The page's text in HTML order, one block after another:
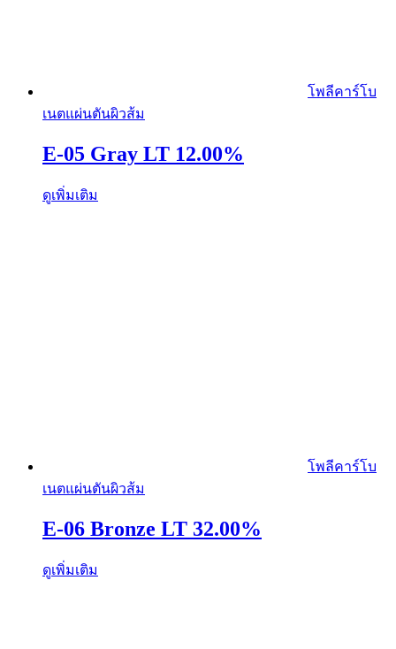
โพลีคาร์โบ
เนตแผ่นตันผิวส้ม
E-05 Gray LT 12.00%
ดูเพิ่มเติม
โพลีคาร์โบ
เนตแผ่นตันผิวส้ม
E-06 Bronze LT 32.00%
ดูเพิ่มเติม